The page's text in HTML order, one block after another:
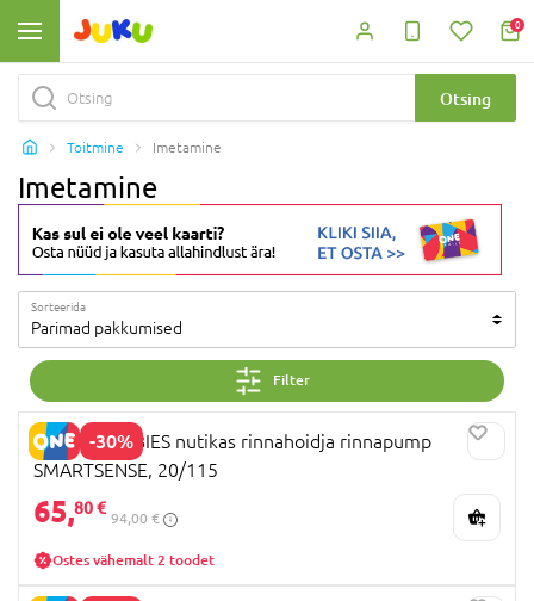
0
Otsing
Toitmine Imetamine
Imetamine
Sorteerida
Parimad pakkumised
Filter
-30%
CANPOL BABIES nutikas rinnahoidja rinnapump
SMARTSENSE, 20/115
65,80 €
94,00 €
Ostes vähemalt 2 toodet